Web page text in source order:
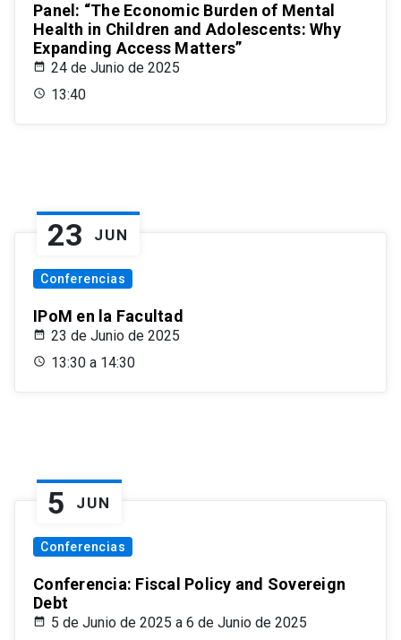
Panel: “The Economic Burden of Mental
Health in Children and Adolescents: Why
Expanding Access Matters”
24 de Junio de 2025
13:40
23 JUN
Conferencias
IPoM en la Facultad
23 de Junio de 2025
13:30 a 14:30
5 JUN
Conferencias
Conferencia: Fiscal Policy and Sovereign
Debt
5 de Junio de 2025 a 6 de Junio de 2025